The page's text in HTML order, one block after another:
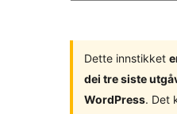
Dette innstikket
dei tre siste
WordPress. Det